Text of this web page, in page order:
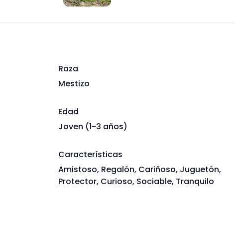
Raza
Mestizo
Edad
Joven (1-3 años)
Características
Amistoso, Regalón, Cariñoso, Juguetón,
Protector, Curioso, Sociable, Tranquilo